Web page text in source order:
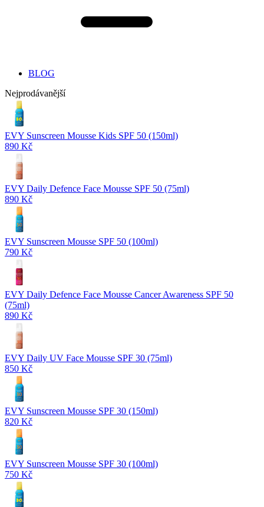
BLOG
Nejprodávanější
EVY Sunscreen Mousse Kids SPF 50 (150ml)
890 Kč
EVY Daily Defence Face Mousse SPF 50 (75ml)
890 Kč
EVY Sunscreen Mousse SPF 50 (100ml)
790 Kč
EVY Daily Defence Face Mousse Cancer Awareness SPF 50
(75ml)
890 Kč
EVY Daily UV Face Mousse SPF 30 (75ml)
850 Kč
EVY Sunscreen Mousse SPF 30 (150ml)
820 Kč
EVY Sunscreen Mousse SPF 30 (100ml)
750 Kč